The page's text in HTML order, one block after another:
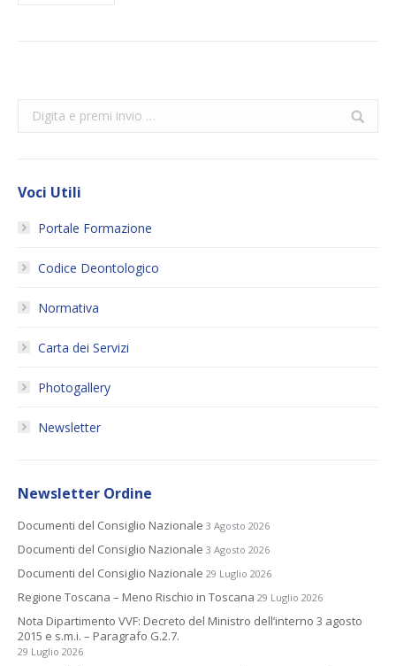
Search:
Voci Utili
Portale Formazione
Codice Deontologico
Normativa
Carta dei Servizi
Photogallery
Newsletter
Newsletter Ordine
Documenti del Consiglio Nazionale 3 Agosto 2026
Documenti del Consiglio Nazionale 3 Agosto 2026
Documenti del Consiglio Nazionale 29 Luglio 2026
Regione Toscana – Meno Rischio in Toscana 29 Luglio 2026
Nota Dipartimento VVF: Decreto del Ministro dell’interno 3 agosto
2015 e s.m.i. – Paragrafo G.2.7.
29 Luglio 2026